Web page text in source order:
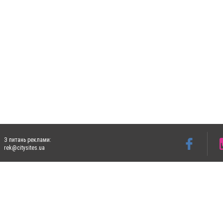
З питань реклами:
rek@citysites.ua